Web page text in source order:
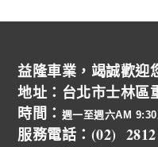
益隆車業，竭誠歡迎
地址：台北市士林
時間： 週一至週六AM
服務電話：(02)